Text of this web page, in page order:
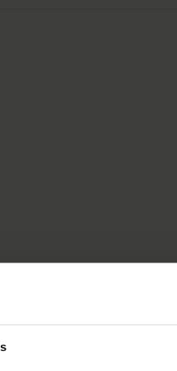
der 77-jährige Körper wach..:-)))